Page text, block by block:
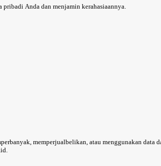
Anda dan menjamin kerahasiaannya.
memperjualbelikan, atau menggunakan